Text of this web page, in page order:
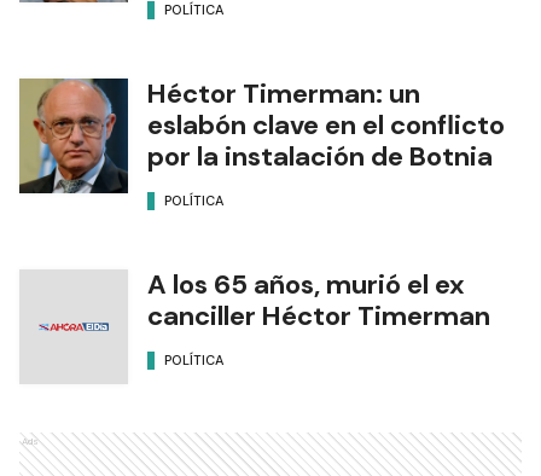
POLÍTICA
Héctor Timerman: un
eslabón clave en el conflicto
por la instalación de Botnia
POLÍTICA
A los 65 años, murió el ex
canciller Héctor Timerman
POLÍTICA
Ads